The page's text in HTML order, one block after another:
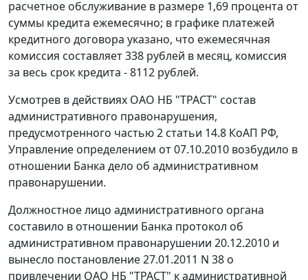
расчетное обслуживание в размере 1,69 процента от
суммы кредита ежемесячно; в графике платежей
кредитного договора указано, что ежемесячная
комиссия составляет 338 рублей в месяц, комиссия
за весь срок кредита - 8112 рублей.
Усмотрев в действиях ОАО НБ "ТРАСТ" состав
административного правонарушения,
предусмотренного частью 2 статьи 14.8 КоАП РФ,
Управление определением от 07.10.2010 возбудило в
отношении Банка дело об административном
правонарушении.
Должностное лицо административного органа
составило в отношении Банка протокол об
административном правонарушении 20.12.2010 и
вынесло постановление 27.01.2011 N 38 о
привлечении ОАО НБ "ТРАСТ" к административной